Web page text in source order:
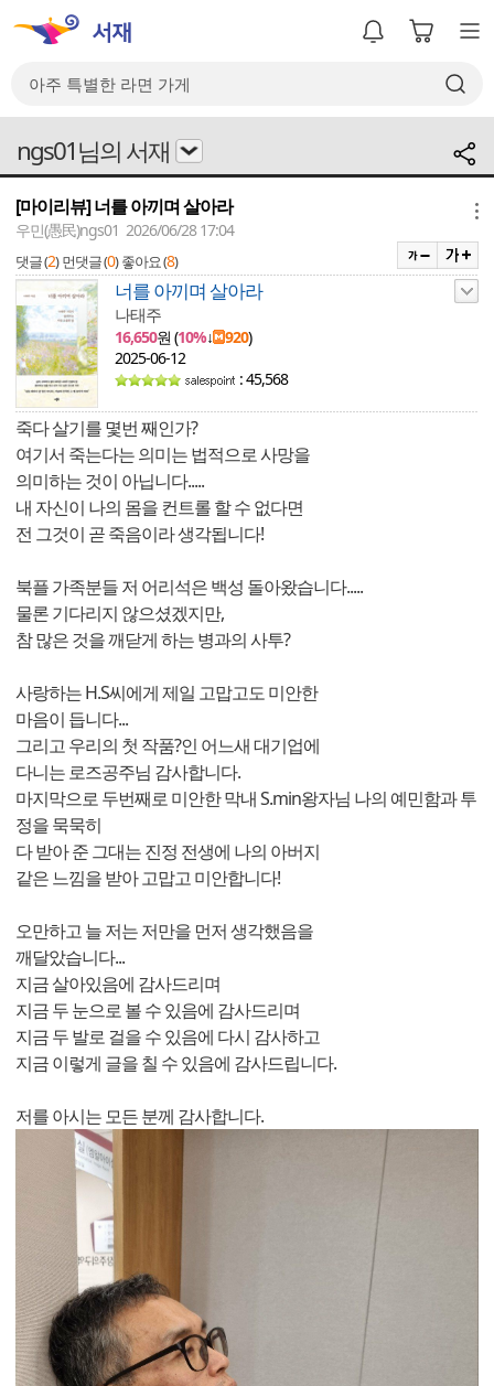
ngs01님의 서재
[마이리뷰] 너를 아끼며 살아라
우민(愚民)ngs01 2026/06/28 17:04
댓글 (2) 먼댓글 (0) 좋아요 (8)
너를 아끼며 살아라
나태주
16,650원 (10%↓ 920)
2025-06-12
: 45,568
죽다 살기를 몇번 째인가?
여기서 죽는다는 의미는 법적으로 사망을
의미하는 것이 아닙니다.....
내 자신이 나의 몸을 컨트롤 할 수 없다면
전 그것이 곧 죽음이라 생각됩니다!
북플 가족분들 저 어리석은 백성 돌아왔습니다.....
물론 기다리지 않으셨겠지만,
참 많은 것을 깨닫게 하는 병과의 사투?
사랑하는 H.S씨에게 제일 고맙고도 미안한
마음이 듭니다...
그리고 우리의 첫 작품?인 어느새 대기업에
다니는 로즈공주님 감사합니다.
마지막으로 두번째로 미안한 막내 S.min왕자님 나의 예민함과 투
정을 묵묵히
다 받아 준 그대는 진정 전생에 나의 아버지
같은 느낌을 받아 고맙고 미안합니다!
오만하고 늘 저는 저만을 먼저 생각했음을
깨달았습니다...
지금 살아있음에 감사드리며
지금 두 눈으로 볼 수 있음에 감사드리며
지금 두 발로 걸을 수 있음에 다시 감사하고
지금 이렇게 글을 칠 수 있음에 감사드립니다.
저를 아시는 모든 분께 감사합니다.